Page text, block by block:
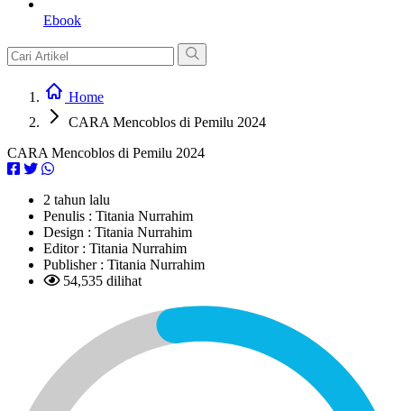
Ebook
Home
CARA Mencoblos di Pemilu 2024
CARA Mencoblos di Pemilu 2024
2 tahun lalu
Penulis : Titania Nurrahim
Design : Titania Nurrahim
Editor : Titania Nurrahim
Publisher : Titania Nurrahim
54,535 dilihat